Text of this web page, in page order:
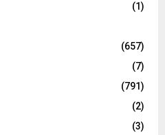
(1)
(657)
(7)
(791)
(2)
(3)